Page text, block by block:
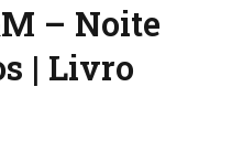
– Noite
| Livro